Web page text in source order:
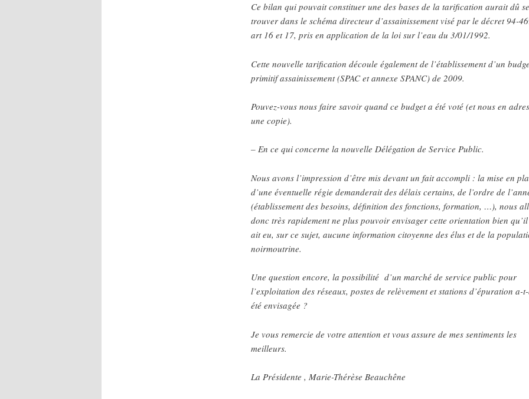
Ce bilan qui pouvait constituer une des bases de la tarification aurait dû se
trouver dans le schéma directeur d’assainissement visé par le décret 94-
art 16 et 17, pris en application de la loi sur l’eau du 3/01/1992.
Cette nouvelle tarification découle également de l’établissement d’un
primitif assainissement (SPAC et annexe SPANC) de 2009.
Pouvez-vous nous faire savoir quand ce budget a été voté (et nous en
une copie).
– En ce qui concerne la nouvelle Délégation de Service Public.
Nous avons l’impression d’être mis devant un fait accompli : la mise en
d’une éventuelle régie demanderait des délais certains, de l’ordre de
(établissement des besoins, définition des fonctions, formation, …), nous
donc très rapidement ne plus pouvoir envisager cette orientation bien qu’il
ait eu, sur ce sujet, aucune information citoyenne des élus et de la
noirmoutrine.
Une question encore, la possibilité d’un marché de service public pour
l’exploitation des réseaux, postes de relèvement et stations d’épuration a-
été envisagée ?
Je vous remercie de votre attention et vous assure de mes sentiments les
meilleurs.
La Présidente , Marie-Thérèse Beauchêne